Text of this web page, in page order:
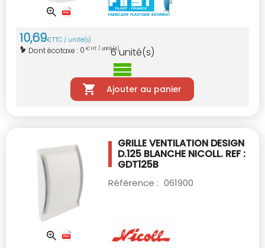
10,69€TTC / unité(s)
Dont écotaxe : 0 € HT / unité(s)
6unité(s)
Ajouter au panier
GRILLE VENTILATION DESIGN
D.125 BLANCHE NICOLL. REF :
GDT125B
Référence : 061900